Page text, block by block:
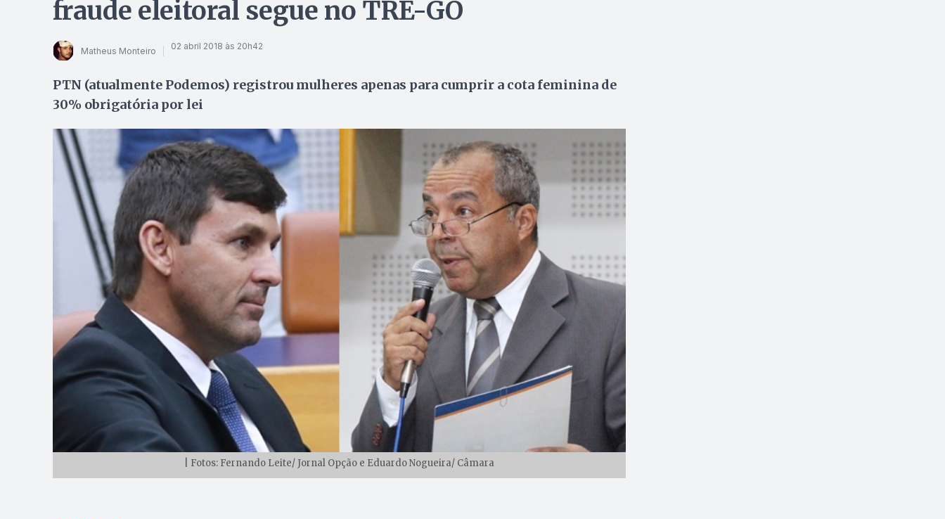
fraude eleitoral segue no TRE-GO
Matheus Monteiro 02 abril 2018 às 20h42
PTN (atualmente Podemos) registrou mulheres apenas para cumprir a cota feminina de
30% obrigatória por lei
| Fotos: Fernando Leite/ Jornal Opção e Eduardo Nogueira/ Câmara